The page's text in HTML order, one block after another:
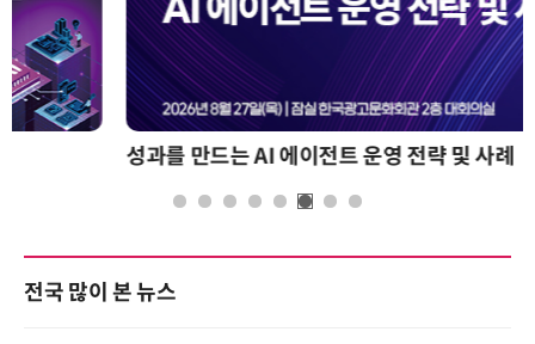
성과를 만드는 AI 에이전트 운영 전략 및 사례
전국 많이 본 뉴스